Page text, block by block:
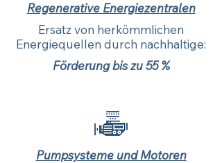
Regenerative Energiezentralen
Ersatz von herkömmlichen
Energiequellen durch nachhaltige:
Förderung bis zu 55 %
Pumpsysteme und Motoren